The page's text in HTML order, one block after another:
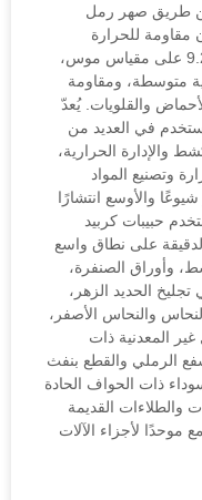
عن طريق صهر رمل
مقاومة للحرارة
العالية. يتميز هذا المسحوق بصلابة تبلغ 9.2 على مقياس موس،
متوسطة، ومقاومة
والقلويات. يُعدّ
في العديد من
والإدارة الحرارية،
وتصنيع المواد
والأوسع انتشارًا
حبيبات كربيد
على نطاق واسع
وأوراق الصنفرة،
تجليخ الحديد الزهر،
والنحاس الأصفر،
المعدنية ذات
الرملي والقطع بنفث
ذات الحواف الحادة
والطلاءات القديمة
موحدًا لأجزاء الآلات